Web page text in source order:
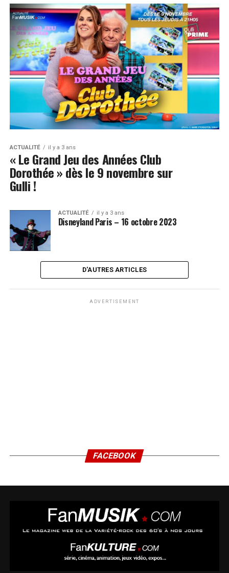
ACTUALITÉ il y a 3 ans
« Le Grand Jeu des Années Club
Dorothée » dès le 9 novembre sur
Gulli !
ACTUALITÉ il y a 3 ans
Disneyland Paris – 16 octobre 2023
D'AUTRES ARTICLES
ADVERTISEMENT
FACEBOOK